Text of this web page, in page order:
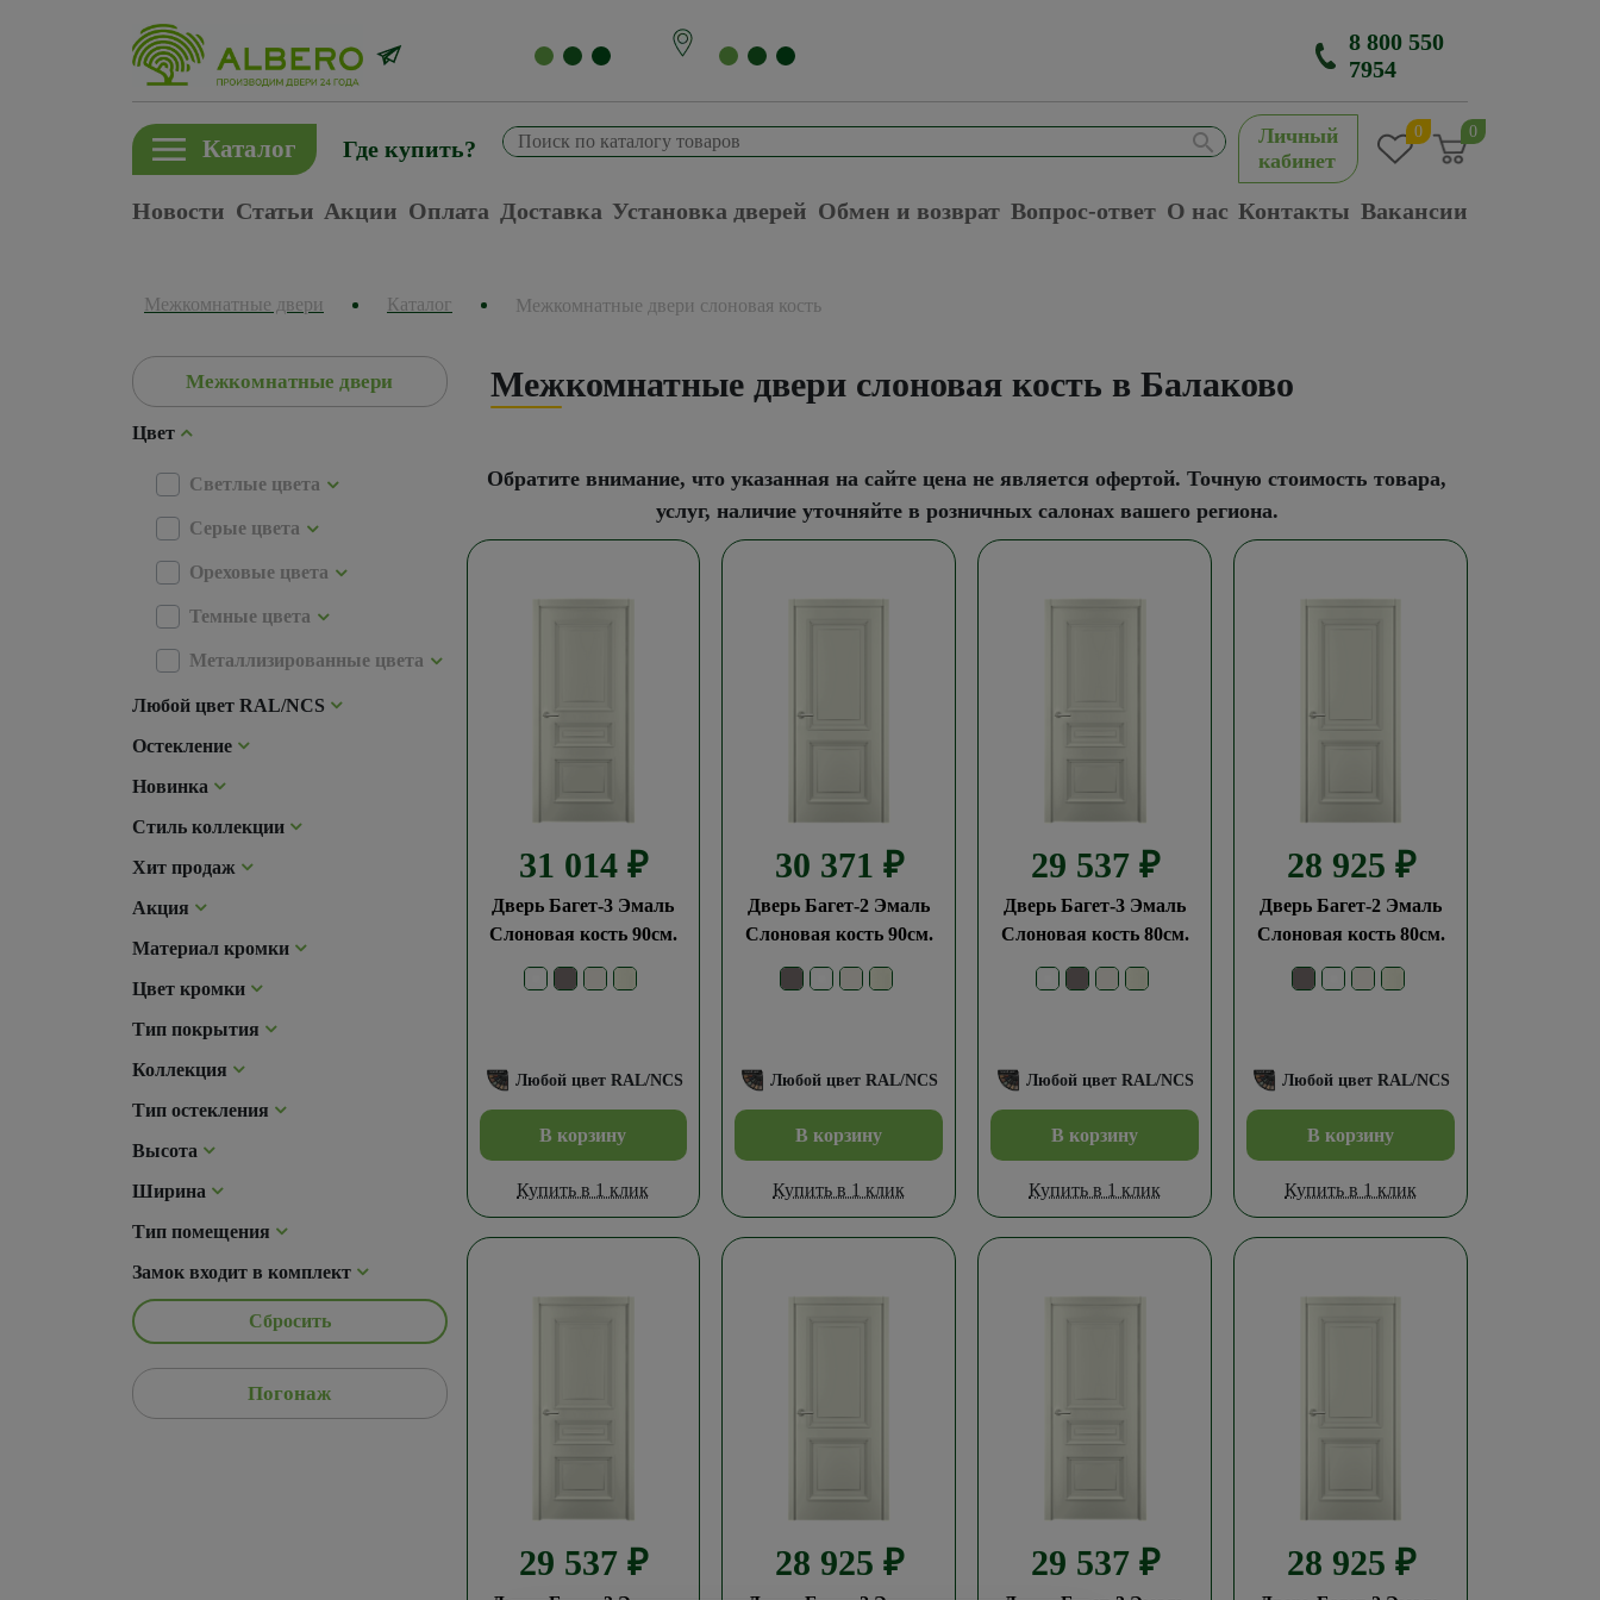
8 800 550
7954
Каталог Где купить?
Личный
кабинет
0 0
Новости Статьи Акции Оплата Доставка Установка дверей Обмен и возврат Вопрос-ответ О нас Контакты Вакансии
Межкомнатные двери Каталог Межкомнатные двери слоновая кость
Межкомнатные двери
Цвет
Светлые цвета
Серые цвета
Ореховые цвета
Темные цвета
Металлизированные цвета
Любой цвет RAL/NCS
Остекление
Новинка
Стиль коллекции
Хит продаж
Акция
Материал кромки
Цвет кромки
Тип покрытия
Коллекция
Тип остекления
Высота
Ширина
Тип помещения
Замок входит в комплект
Сбросить
Погонаж
Межкомнатные двери слоновая кость в Балаково
Обратите внимание, что указанная на сайте цена не является офертой. Точную стоимость товара,
услуг, наличие уточняйте в розничных салонах вашего региона.
31 014 ₽
Дверь Багет-3 Эмаль
Слоновая кость 90см.
Любой цвет RAL/NCS
В корзину
Купить в 1 клик
30 371 ₽
Дверь Багет-2 Эмаль
Слоновая кость 90см.
Любой цвет RAL/NCS
В корзину
Купить в 1 клик
29 537 ₽
Дверь Багет-3 Эмаль
Слоновая кость 80см.
Любой цвет RAL/NCS
В корзину
Купить в 1 клик
28 925 ₽
Дверь Багет-2 Эмаль
Слоновая кость 80см.
Любой цвет RAL/NCS
В корзину
Купить в 1 клик
29 537 ₽ 28 925 ₽ 29 537 ₽ 28 925 ₽